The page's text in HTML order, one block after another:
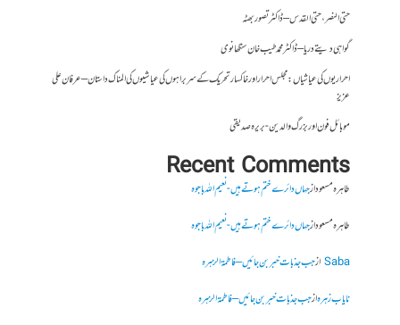
حتی النصر ، حتی القدس – ڈاکٹر تصور بھٹہ
گواہی دیتے دریا – ڈاکٹر محمد طیب خان سنگھانوی
احراریوں کی عیاشیاں : مجلس احرار اور خاکسار تحریک کے سربراہوں کی عیاشیوں کی المناک داستان – عرفان علی
عزیز
موبائل فون اور بزرگ والدین- بریرہ صدیقی
Recent Comments
طاہرہ مسعودازجہاں دائرے ختم ہوتے ہیں- نعیم اللہ باجوہ
طاہرہ مسعودازجہاں دائرے ختم ہوتے ہیں- نعیم اللہ باجوہ
Sabaازجب جذبات خبر بن جائیں – فاطمۃالزہرہ
نایاب زہرہازجب جذبات خبر بن جائیں – فاطمۃالزہرہ